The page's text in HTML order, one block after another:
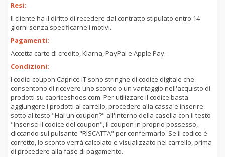
Resi:
Il cliente ha il diritto di recedere dal contratto stipulato entro 14
giorni senza specificarne i motivi.
Pagamenti:
Accetta carte di credito, Klarna, PayPal e Apple Pay.
Condizioni:
I codici coupon Caprice IT sono stringhe di codice digitale che
consentono di ricevere uno sconto o un vantaggio nell'acquisto di
prodotti su capriceshoes.com. Per utilizzare il codice basta
aggiungere i prodotti al carrello, procedere alla cassa e inserire
sotto al testo "Hai un coupon?" all'interno della casella con il testo
"Inserisci il codice del coupon", il coupon in proprio possesso,
cliccando sul pulsante "RISCATTA" per confermarlo. Se il codice è
corretto, lo sconto verrà calcolato e visualizzato nel carrello, prima
di procedere alla fase di pagamento.